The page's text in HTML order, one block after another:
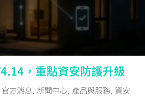
，重點資安防護升級
官方消息, 新聞中心, 產品與服務, 資安